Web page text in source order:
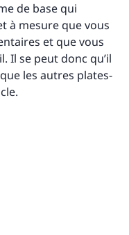
de base qui
à mesure que vous
et que vous
Il se peut donc qu’il
les autres plates-